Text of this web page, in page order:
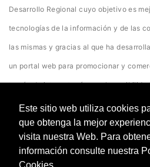
Este sitio web utiliza cookies
que obtenga la mejor
visita nuestra Web. Para
información consulte nuestra
Cookies.
Desarrollo Regional cuyo objetivo es
tecnologías de la información y de las
las mismas y gracias al que ha
un portal web para promocionar y
través de internet así como la
acceda a ella desde cualquier
apoyo del programa TICCámaras de la